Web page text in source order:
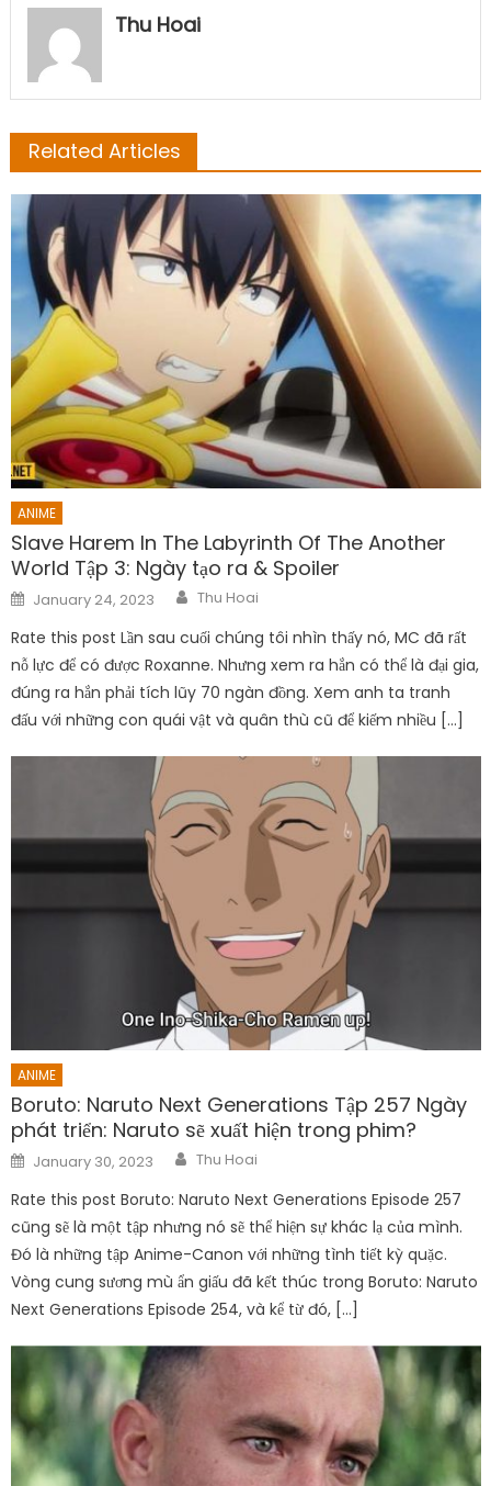
Thu Hoai
Related Articles
ANIME
Slave Harem In The Labyrinth Of The Another
World Tập 3: Ngày tạo ra & Spoiler
Posted
on
January 24, 2023 Author
Thu Hoai
Rate this post Lần sau cuối chúng tôi nhìn thấy nó, MC đã rất
nỗ lực để có được Roxanne. Nhưng xem ra hắn có thể là đại gia,
đúng ra hắn phải tích lũy 70 ngàn đồng. Xem anh ta tranh
đấu với những con quái vật và quân thù cũ để kiếm nhiều […]
ANIME
Boruto: Naruto Next Generations Tập 257 Ngày
phát triển: Naruto sẽ xuất hiện trong phim?
Posted
on
January 30, 2023 Author
Thu Hoai
Rate this post Boruto: Naruto Next Generations Episode 257
cũng sẽ là một tập nhưng nó sẽ thể hiện sự khác lạ của mình.
Đó là những tập Anime-Canon với những tình tiết kỳ quặc.
Vòng cung sương mù ẩn giấu đã kết thúc trong Boruto: Naruto
Next Generations Episode 254, và kể từ đó, […]